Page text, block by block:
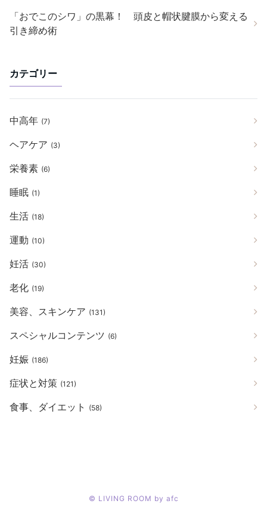
「おでこのシワ」の黒幕！ 頭皮と帽状腱膜から変える
引き締め術
カテゴリー
中高年 (7)
ヘアケア (3)
栄養素 (6)
睡眠 (1)
生活 (18)
運動 (10)
妊活 (30)
老化 (19)
美容、スキンケア (131)
スペシャルコンテンツ (6)
妊娠 (186)
症状と対策 (121)
食事、ダイエット (58)
© LIVING ROOM by afc